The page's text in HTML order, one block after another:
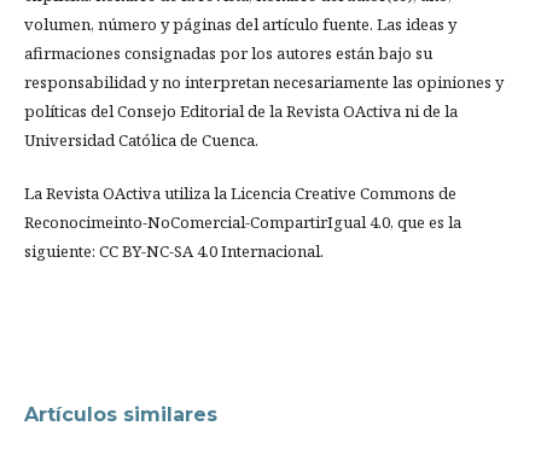
volumen, número y páginas del artículo fuente. Las ideas y
afirmaciones consignadas por los autores están bajo su
responsabilidad y no interpretan necesariamente las opiniones y
políticas del Consejo Editorial de la Revista OActiva ni de la
Universidad Católica de Cuenca.
La Revista OActiva utiliza la Licencia Creative Commons de
Reconocimeinto-NoComercial-CompartirIgual 4.0, que es la
siguiente: CC BY-NC-SA 4.0 Internacional.
Artículos similares